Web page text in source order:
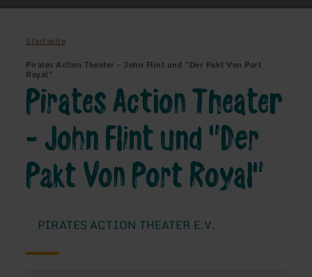
Startseite
Pirates Action Theater - John Flint und "Der Pakt Von Port
Royal"
Pirates Action Theater
- John Flint und "Der
Pakt Von Port Royal"
PIRATES ACTION THEATER E.V.